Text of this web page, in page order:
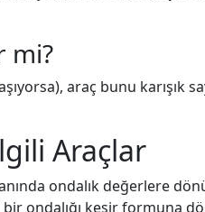
mi?
araç bunu karışık
Araçlar
ondalık değerlere
ondalığı kesir formuna